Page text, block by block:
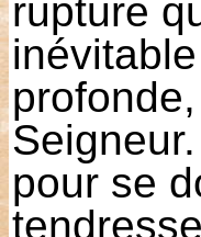
rupture
pour se